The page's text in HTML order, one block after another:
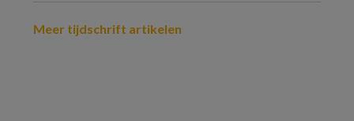
Meer tijdschrift artikelen